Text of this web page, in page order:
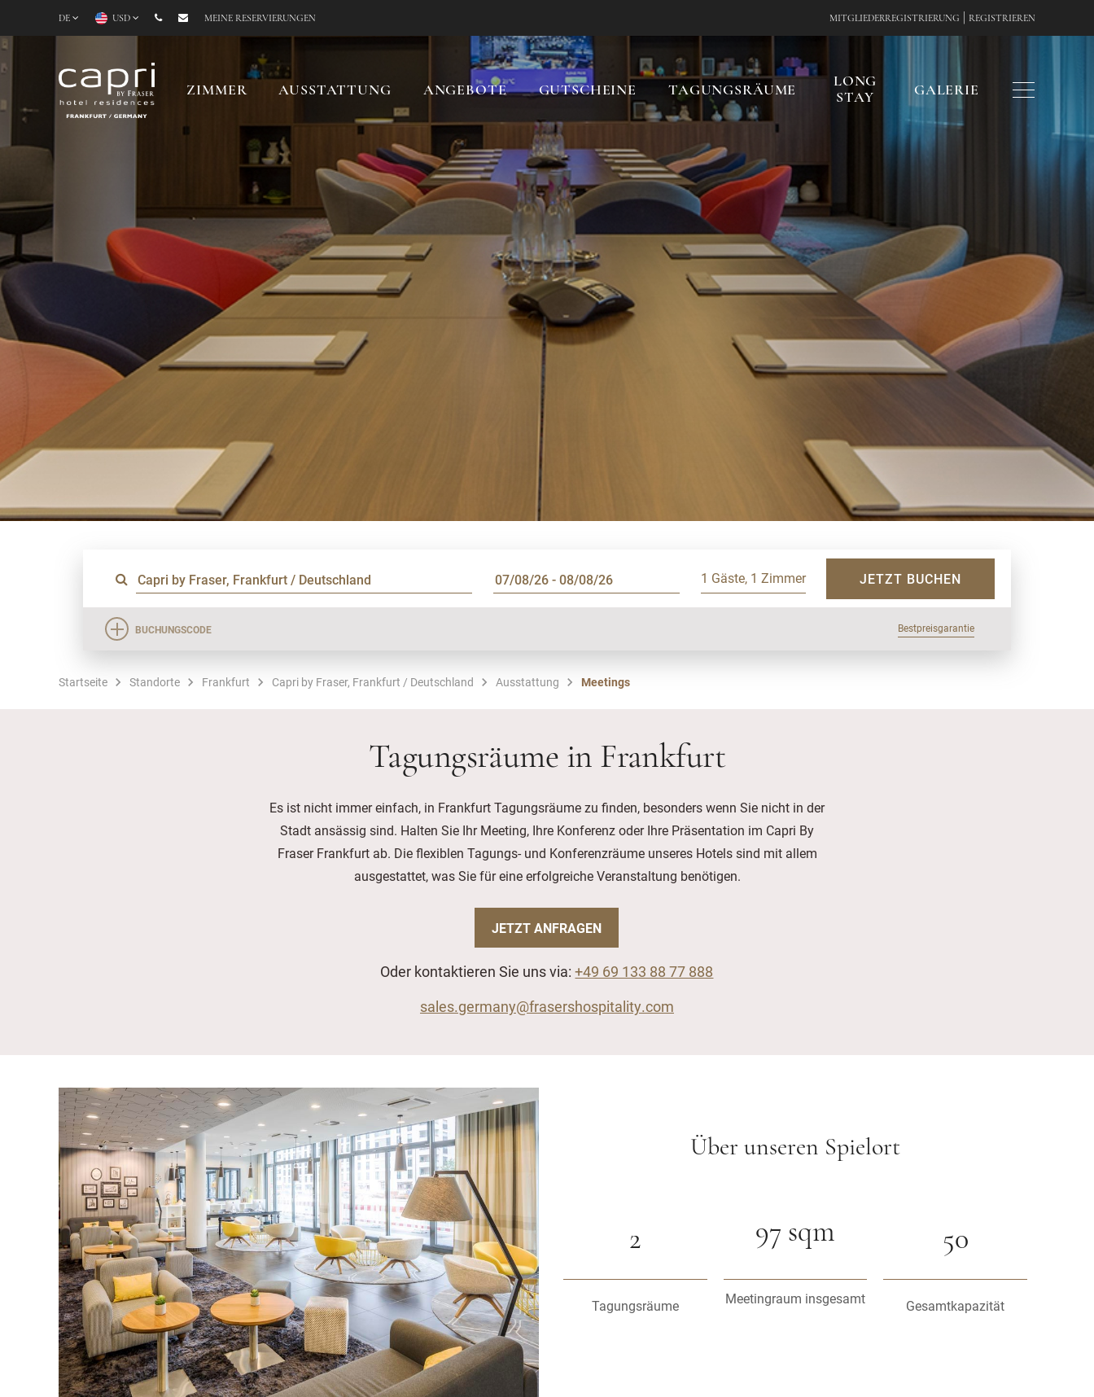
DE USD MEINE RESERVIERUNGEN MITGLIEDERREGISTRIERUNG REGISTRIEREN
ZIMMER AUSSTATTUNG ANGEBOTE GUTSCHEINE TAGUNGSRÄUME
LONG
STAY
GALERIE
1 Gäste, 1 Zimmer JETZT BUCHEN
BUCHUNGSCODE Bestpreisgarantie
Startseite Standorte Frankfurt Capri by Fraser, Frankfurt / Deutschland Ausstattung Meetings
Tagungsräume in Frankfurt
Es ist nicht immer einfach, in Frankfurt Tagungsräume zu finden, besonders wenn Sie nicht in der
Stadt ansässig sind. Halten Sie Ihr Meeting, Ihre Konferenz oder Ihre Präsentation im Capri By
Fraser Frankfurt ab. Die flexiblen Tagungs- und Konferenzräume unseres Hotels sind mit allem
ausgestattet, was Sie für eine erfolgreiche Veranstaltung benötigen.
JETZT ANFRAGEN
Oder kontaktieren Sie uns via:+49 69 133 88 77 888
sales.germany@frasershospitality.com
Über unseren Spielort
2
Tagungsräume
97 sqm
Meetingraum insgesamt
50
Gesamtkapazität